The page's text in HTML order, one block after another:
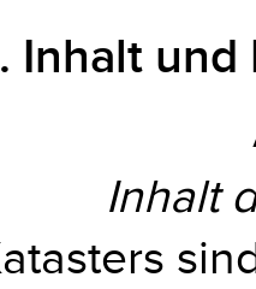
Inhalt
Inhalt